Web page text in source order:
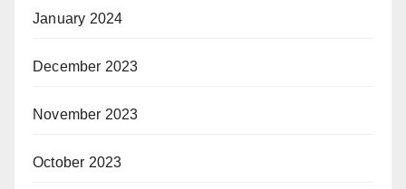
January 2024
December 2023
November 2023
October 2023